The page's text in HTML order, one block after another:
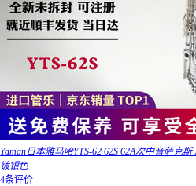
Yaman日本雅马哈YTS-62 62S 62A次中音萨克
镀银色
4条评价